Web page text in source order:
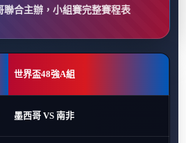
聯合主辦，小組賽完整賽程表
世界盃48強A組
墨西哥 VS 南非